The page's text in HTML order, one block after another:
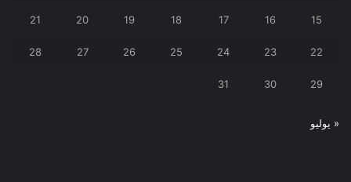
15
16
17
18
19
20
21
22
23
24
25
26
27
28
29
30
31
« يوليو